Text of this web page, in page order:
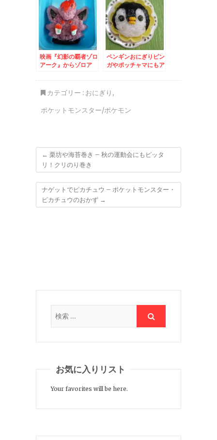
映画『幻影の覇者ゾロ
アーク』からゾロア
ペンギンおにぎりピン
ガやポッチャマにもア
カテゴリー : おにぎり ,
ポケットモンスター/ポケモン
← 栗坊や海苔巻き – 秋の運動会にもピッタ
リ！クリのり巻き
ナゲットでピカチュウ – ポケットモンスター・
ピカチュウのおかず →
お気に入りリスト
Your favorites will be here.